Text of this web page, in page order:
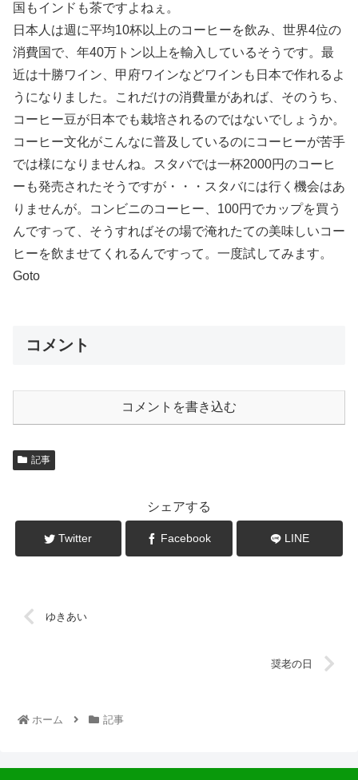
国もインドも茶ですよねぇ。
日本人は週に平均10杯以上のコーヒーを飲み、世界4位の
消費国で、年40万トン以上を輸入しているそうです。最
近は十勝ワイン、甲府ワインなどワインも日本で作れるよ
うになりました。これだけの消費量があれば、そのうち、
コーヒー豆が日本でも栽培されるのではないでしょうか。
コーヒー文化がこんなに普及しているのにコーヒーが苦手
では様になりませんね。スタバでは一杯2000円のコーヒ
ーも発売されたそうですが・・・スタバには行く機会はあ
りませんが。コンビニのコーヒー、100円でカップを買う
んですって、そうすればその場で淹れたての美味しいコー
ヒーを飲ませてくれるんですって。一度試してみます。
Goto
コメント
コメントを書き込む
記事
シェアする
Twitter Facebook LINE
ゆきあい
奨老の日
ホーム 記事